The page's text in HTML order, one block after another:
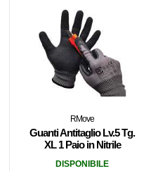
RMove
Guanti Antitaglio Lv.5 Tg.
XL 1 Paio in Nitrile
DISPONIBILE